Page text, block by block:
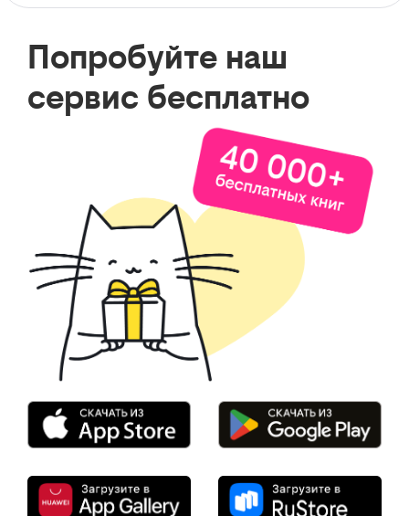
Попробуйте наш
сервис бесплатно